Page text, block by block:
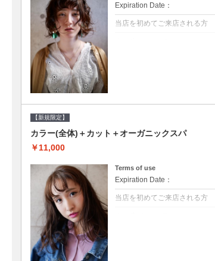
Expiration Date：
当店を初めてご来店される方
【新規限定】
カラー(全体)＋カット＋オーガニックスパ
￥11,000
Terms of use
Expiration Date：
当店を初めてご来店される方